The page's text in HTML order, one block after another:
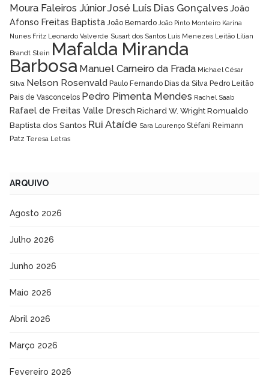
Moura Faleiros JúniorJosé Luís Dias GonçalvesJoão
Afonso Freitas Baptista João Bernardo João Pinto Monteiro Karina
Nunes Fritz Leonardo Valverde Susart dos Santos Luís Menezes Leitão Lílian
Brandt Stein Mafalda Miranda
Barbosa Manuel Carneiro da Frada Michael César
Silva Nelson Rosenvald Paulo Fernando Dias da Silva Pedro Leitão
Pais de Vasconcelos Pedro Pimenta Mendes Rachel Saab
Rafael de Freitas Valle Dresch Richard W. WrightRomualdo
Baptista dos Santos Rui Ataíde Sara Lourenço Stéfani Reimann
Patz Teresa Letras
ARQUIVO
Agosto 2026
Julho 2026
Junho 2026
Maio 2026
Abril 2026
Março 2026
Fevereiro 2026